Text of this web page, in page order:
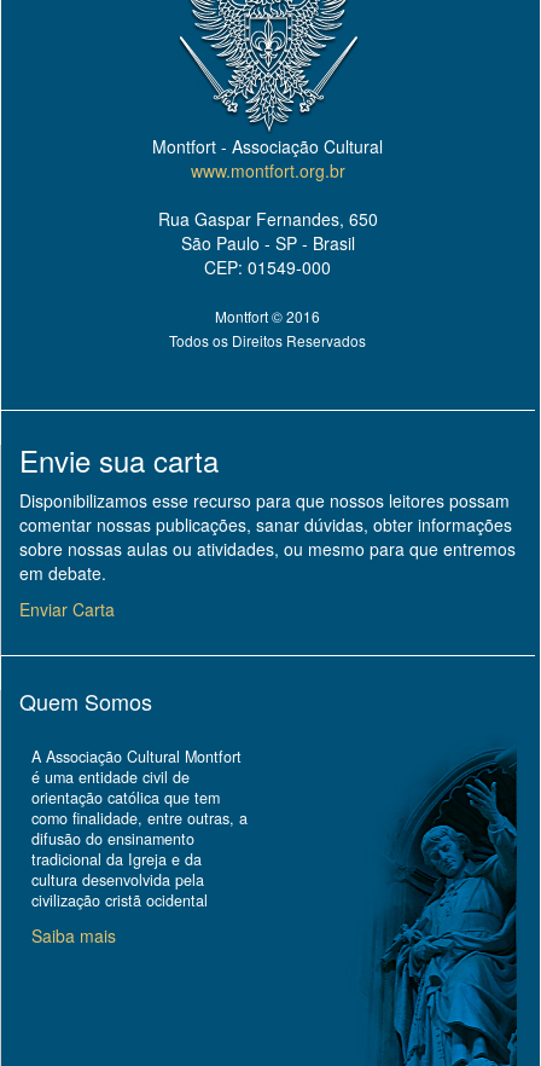
Montfort - Associação Cultural
www.montfort.org.br
Rua Gaspar Fernandes, 650
São Paulo - SP - Brasil
CEP: 01549-000
Montfort © 2016
Todos os Direitos Reservados
Envie sua carta
Disponibilizamos esse recurso para que nossos leitores possam
comentar nossas publicações, sanar dúvidas, obter informações
sobre nossas aulas ou atividades, ou mesmo para que entremos
em debate.
Enviar Carta
Quem Somos
A Associação Cultural Montfort
é uma entidade civil de
orientação católica que tem
como finalidade, entre outras, a
difusão do ensinamento
tradicional da Igreja e da
cultura desenvolvida pela
civilização cristã ocidental
Saiba mais